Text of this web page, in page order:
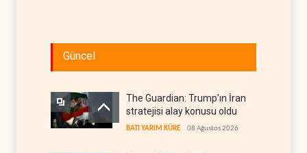
Güncel
The Guardian: Trump’ın İran
stratejisi alay konusu oldu
BATI YARIM KÜRE 08 Ağustos 2026